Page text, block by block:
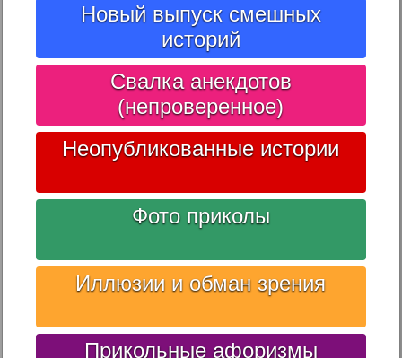
Новый выпуск смешных
историй
Свалка анекдотов
(непроверенное)
Неопубликованные истории
Фото приколы
Иллюзии и обман зрения
Прикольные афоризмы